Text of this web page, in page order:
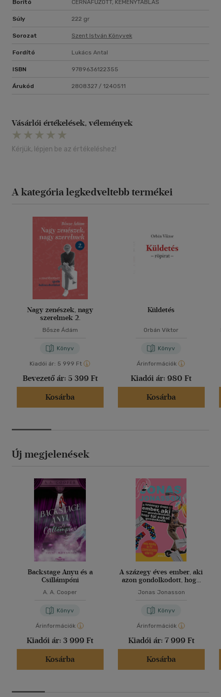
Borító CÉRNAFŰZÖTT, KEMÉNYTÁBLÁS
Súly 222 gr
Sorozat Szent István Könyvek
Fordító Lukács Antal
ISBN 9789636122355
Árukód 2808327 / 1240511
Vásárlói értékelések, vélemények
Kérjük, lépjen be az értékeléshez!
A kategória legkedveltebb termékei
Nagy zenészek, nagy
szerelmek 2.
Bősze Ádám
Könyv
Kiadói ár: 5 999 Ft
Bevezető ár: 5 399 Ft
Kosárba
Küldetés
Orbán Viktor
Könyv
Árinformációk
Kiadói ár: 980 Ft
Kosárba
Új megjelenések
Backstage Anyu és a
Csillámpóni
A. A. Cooper
Könyv
Árinformációk
Kiadói ár: 3 999 Ft
Kosárba
A százegy éves ember, aki
azon gondolkodott, hogy
Jonas Jonasson
Könyv
Árinformációk
Kiadói ár: 7 999 Ft
Kosárba